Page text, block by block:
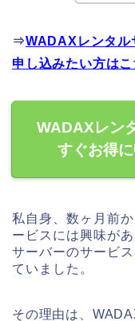
⇒WADAXレンタル
申し込みたい方はこ
WADAXレン
すぐお得
私自身、数ヶ月前
ービスには興味が
サーバーのサービ
ていました。
その理由は、